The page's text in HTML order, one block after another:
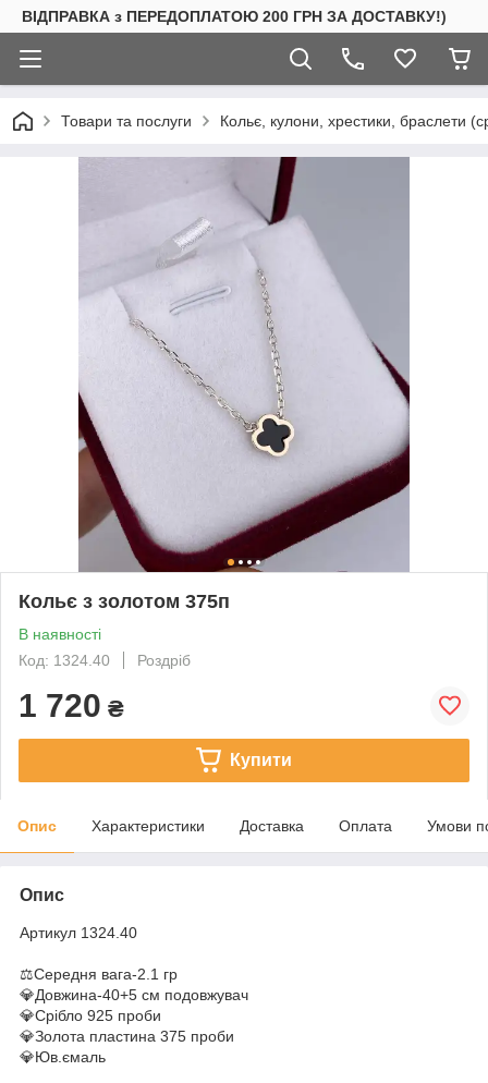
ВІДПРАВКА з ПЕРЕДОПЛАТОЮ 200 ГРН ЗА ДОСТАВКУ!)
Товари та послуги Кольє, кулони, хрестики, браслети
Кольє з золотом 375п
В наявності
Код: 1324.40
Роздріб
1 720 ₴
Купити
Опис Характеристики Доставка Оплата Умови
Опис
Артикул 1324.40
⚖️Середня вага-2.1 гр
💎Довжина-40+5 см подовжувач
💎Срібло 925 проби
💎Золота пластина 375 проби
💎Юв.ємаль